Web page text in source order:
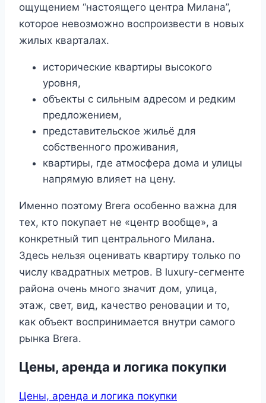
ощущением “настоящего центра Милана”,
которое невозможно воспроизвести в новых
жилых кварталах.
исторические квартиры высокого
уровня,
объекты с сильным адресом и редким
предложением,
представительское жильё для
собственного проживания,
квартиры, где атмосфера дома и улицы
напрямую влияет на цену.
Именно поэтому Brera особенно важна для
тех, кто покупает не «центр вообще», а
конкретный тип центрального Милана.
Здесь нельзя оценивать квартиру только по
числу квадратных метров. В luxury-сегменте
района очень много значит дом, улица,
этаж, свет, вид, качество реновации и то,
как объект воспринимается внутри самого
рынка Brera.
Цены, аренда и логика покупки
Цены, аренда и логика покупки